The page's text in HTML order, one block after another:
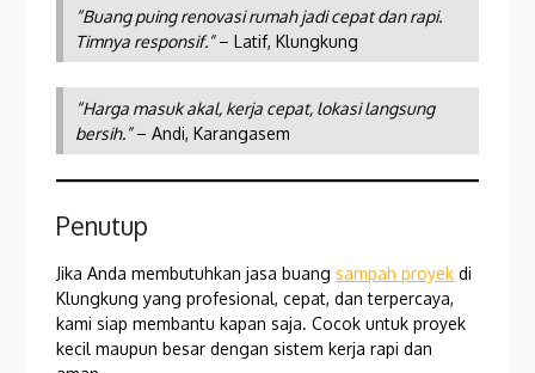
“Buang puing renovasi rumah jadi cepat dan rapi.
Timnya responsif.”– Latif, Klungkung
“Harga masuk akal, kerja cepat, lokasi langsung
bersih.”– Andi, Karangasem
Penutup
Jika Anda membutuhkan jasa buangsampah proyek di
Klungkung yang profesional, cepat, dan terpercaya,
kami siap membantu kapan saja. Cocok untuk proyek
kecil maupun besar dengan sistem kerja rapi dan